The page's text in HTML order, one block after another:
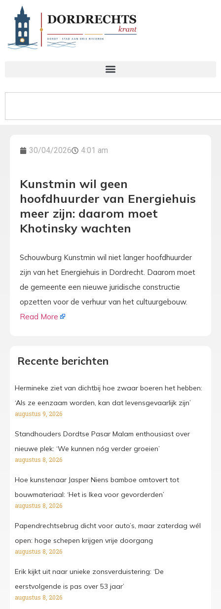
30/04/2026 4:01 am
Kunstmin wil geen
hoofdhuurder van Energiehuis
meer zijn: daarom moet
Khotinsky wachten
Schouwburg Kunstmin wil niet langer hoofdhuurder
zijn van het Energiehuis in Dordrecht. Daarom moet
de gemeente een nieuwe juridische constructie
opzetten voor de verhuur van het cultuurgebouw.
Read More
Recente berichten
Hermineke ziet van dichtbij hoe zwaar boeren het hebben:
‘Als ze eenzaam worden, kan dat levensgevaarlijk zijn’
augustus 9, 2026
Standhouders Dordtse Pasar Malam enthousiast over
nieuwe plek: ‘We kunnen nóg verder groeien’
augustus 8, 2026
Hoe kunstenaar Jasper Niens bamboe omtovert tot
bouwmateriaal: ‘Het is Ikea voor gevorderden’
augustus 8, 2026
Papendrechtsebrug dicht voor auto’s, maar zaterdag wél
open: hoge schepen krijgen vrije doorgang
augustus 8, 2026
Erik kijkt uit naar unieke zonsverduistering: ‘De
eerstvolgende is pas over 53 jaar’
augustus 8, 2026